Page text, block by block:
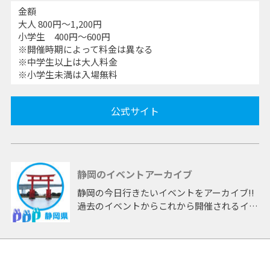
金額
大人 800円〜1,200円
小学生 400円〜600円
※開催時期によって料金は異なる
※中学生以上は大人料金
※小学生未満は入場無料
公式サイト
静岡のイベントアーカイブ
静岡の今日行きたいイベントをアーカイブ!!
過去のイベントからこれから開催されるイベ